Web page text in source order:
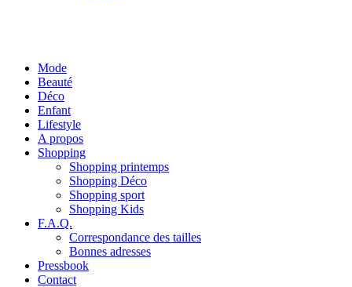
Mode
Beauté
Déco
Enfant
Lifestyle
A propos
Shopping
Shopping printemps
Shopping Déco
Shopping sport
Shopping Kids
F.A.Q.
Correspondance des tailles
Bonnes adresses
Pressbook
Contact